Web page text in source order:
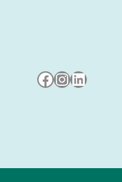
Besuche uns auf Facebook
Besuche uns auf Instagram
LinkedIn